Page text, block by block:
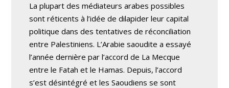
La plupart des médiateurs arabes possibles
sont réticents à l’idée de dilapider leur capital
politique dans des tentatives de réconciliation
entre Palestiniens. L’Arabie saoudite a essayé
l’année dernière par l’accord de La Mecque
entre le Fatah et le Hamas. Depuis, l’accord
s’est désintégré et les Saoudiens se sont